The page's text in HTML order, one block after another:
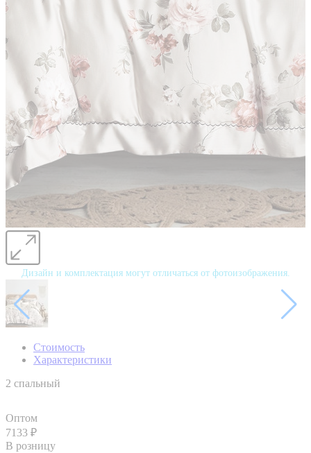
Дизайн и комплектация могут отличаться от фотоизображения.
Стоимость
Характеристики
2 спальный
Оптом
7133 ₽
В розницу